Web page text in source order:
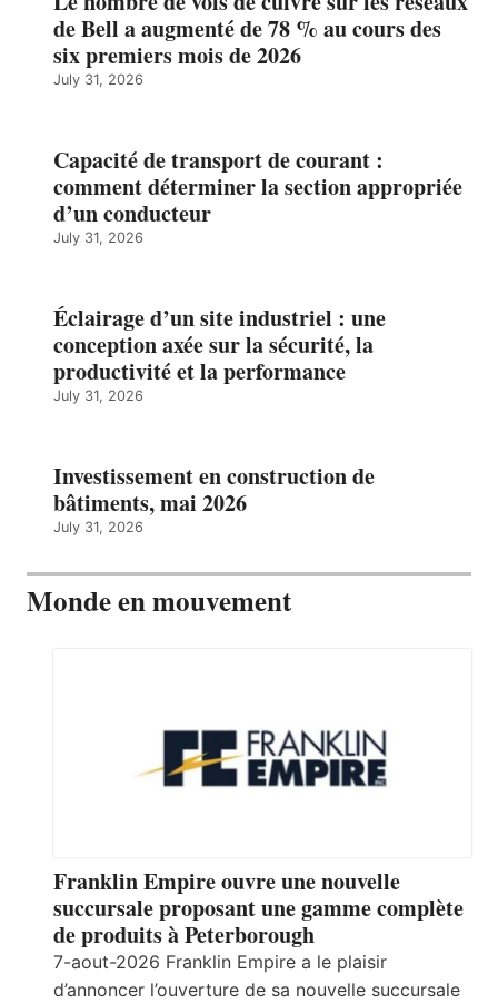
de Bell a augmenté de 78 % au cours des
six premiers mois de 2026
July 31, 2026
Capacité de transport de courant :
comment déterminer la section appropriée
d’un conducteur
July 31, 2026
Éclairage d’un site industriel : une
conception axée sur la sécurité, la
productivité et la performance
July 31, 2026
Investissement en construction de
bâtiments, mai 2026
July 31, 2026
Monde en mouvement
Franklin Empire ouvre une nouvelle
succursale proposant une gamme complète
de produits à Peterborough
7-aout-2026 Franklin Empire a le plaisir
d’annoncer l’ouverture de sa nouvelle succursale